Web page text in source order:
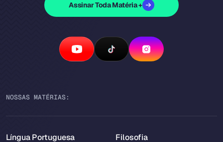
Assinar Toda Matéria +
NOSSAS MATÉRIAS:
Língua Portuguesa Filosofia